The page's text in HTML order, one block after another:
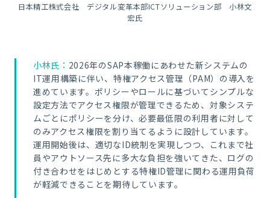
日本精工株式会社 デジタル変革本部ICTソリューション部 小林文
宏氏
小林氏： 2026年のSAP本稼働にあわせた新システムの
IT運用構築に伴い、特権アクセス管理（PAM）の導入を
進めています。ポリシーやロールに基づいてシンプルな
設定方法でアクセス権限が管理できるため、対象システ
ムごとにポリシーを分け、必要最低限の利用者に対して
のみアクセス権限を割り当てるように設計しています。
運用開始後は、適切なID統制を実現しつつ、これまで社
員やアウトソース先に多大な負担を強いてきた、ログの
付き合わせをはじめとする特権ID管理に関わる運用負荷
が軽減できることを期待しています。